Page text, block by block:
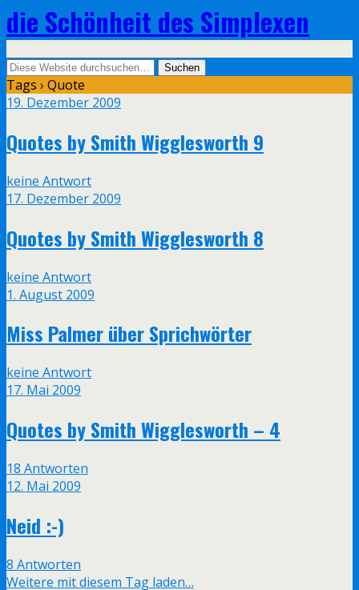
die Schönheit des Simplexen
Tags › Quote
19. Dezember 2009
Quotes by Smith Wigglesworth 9
keine Antwort
17. Dezember 2009
Quotes by Smith Wigglesworth 8
keine Antwort
1. August 2009
Miss Palmer über Sprichwörter
keine Antwort
17. Mai 2009
Quotes by Smith Wigglesworth – 4
18 Antworten
12. Mai 2009
Neid :-)
8 Antworten
Weitere mit diesem Tag laden…